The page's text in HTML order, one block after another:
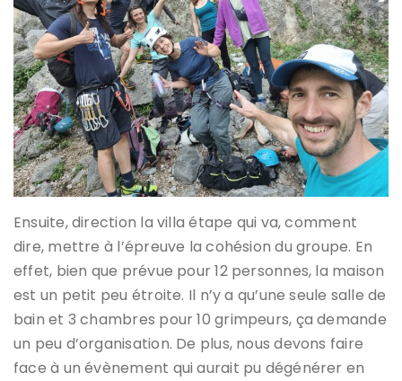
Ensuite, direction la villa étape qui va, comment
dire, mettre à l’épreuve la cohésion du groupe. En
effet, bien que prévue pour 12 personnes, la maison
est un petit peu étroite. Il n’y a qu’une seule salle de
bain et 3 chambres pour 10 grimpeurs, ça demande
un peu d’organisation. De plus, nous devons faire
face à un évènement qui aurait pu dégénérer en